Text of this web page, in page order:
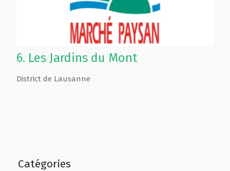
Catégories
6. Les Jardins du Mont
District de Lausanne